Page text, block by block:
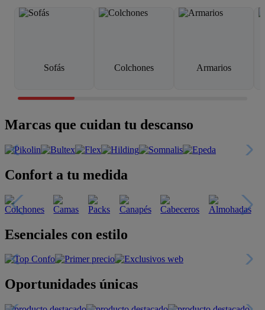
Sofás Colchones Armarios
Marcas que cuidan tu descanso
Confort a tu medida
Esenciales con estilo
Oportunidades únicas